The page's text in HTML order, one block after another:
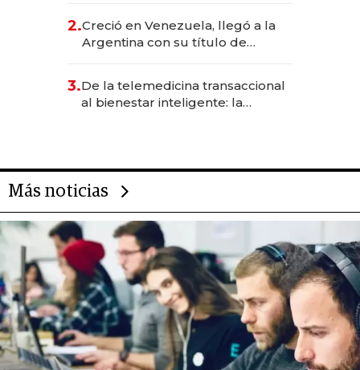
2.Creció en Venezuela, llegó a la
Argentina con su título de
las marcas "fast premium"
3.De la telemedicina transaccional
al bienestar inteligente: la
Más noticias